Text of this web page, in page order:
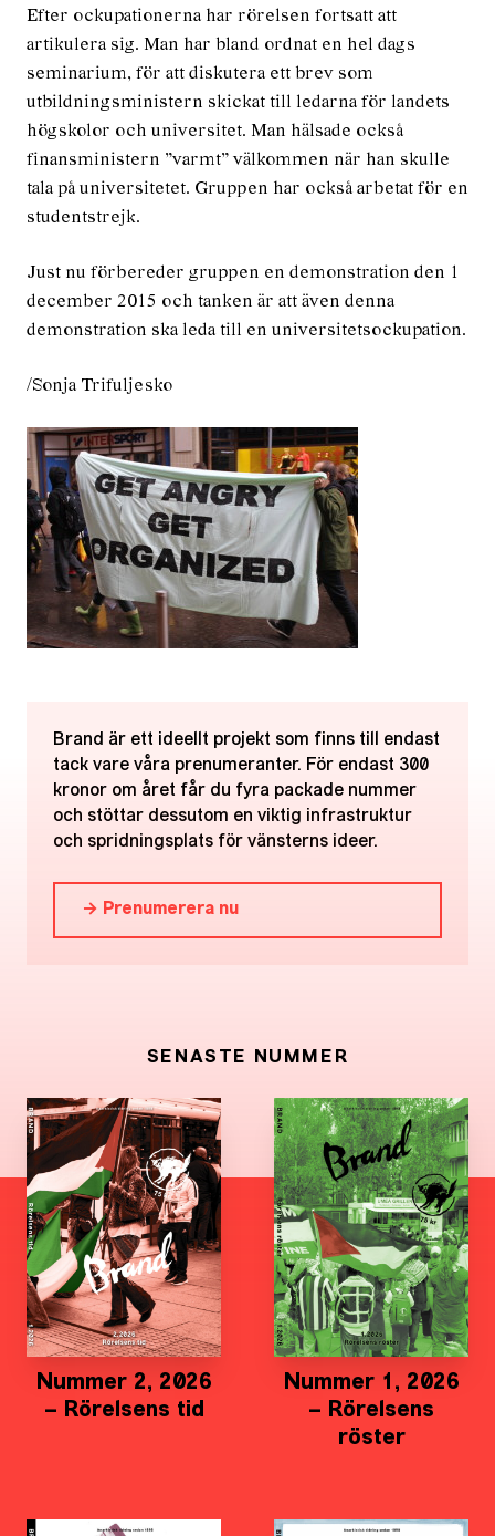
Efter ockupationerna har rörelsen fortsatt att
artikulera sig. Man har bland ordnat en hel dags
seminarium, för att diskutera ett brev som
utbildningsministern skickat till ledarna för landets
högskolor och universitet. Man hälsade också
finansministern ”varmt” välkommen när han skulle
tala på universitetet. Gruppen har också arbetat för en
studentstrejk.
Just nu förbereder gruppen en demonstration den 1
december 2015 och tanken är att även denna
demonstration ska leda till en universitetsockupation.
/Sonja Trifuljesko
Brand är ett ideellt projekt som finns till endast
tack vare våra prenumeranter. För endast 300
kronor om året får du fyra packade nummer
och stöttar dessutom en viktig infrastruktur
och spridningsplats för vänsterns ideer.
→ Prenumerera nu
SENASTE NUMMER
Nummer 2, 2026
– Rörelsens tid
Nummer 1, 2026
– Rörelsens
röster